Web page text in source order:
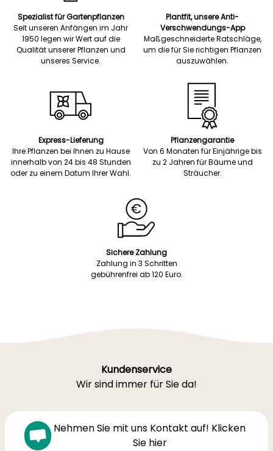
Spezialist für Gartenpflanzen
Seit unseren Anfängen im Jahr
1950 legen wir Wert auf die
Qualität unserer Pflanzen und
unseres Service.
Plantfit, unsere Anti-
Verschwendungs-App
Maßgeschneiderte Ratschläge,
um die für Sie richtigen Pflanzen
auszuwählen.
Express-Lieferung
Ihre Pflanzen bei Ihnen zu Hause
innerhalb von 24 bis 48 Stunden
oder zu einem Datum Ihrer Wahl.
Pflanzengarantie
Von 6 Monaten für Einjährige bis
zu 2 Jahren für Bäume und
Sträucher.
Sichere Zahlung
Zahlung in 3 Schritten
gebührenfrei ab 120 Euro.
Kundenservice
Wir sind immer für Sie da!
Nehmen Sie mit uns Kontakt auf! Klicken
Sie hier